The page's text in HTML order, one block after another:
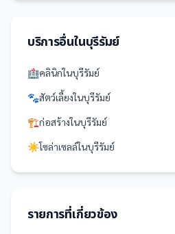
บริการอื่นในบุรีรัมย์
🏥คลินิกในบุรีรัมย์
🐾สัตว์เลี้ยงในบุรีรัมย์
🏗️ก่อสร้างในบุรีรัมย์
☀️โซล่าเซลล์ในบุรีรัมย์
รายการที่เกี่ยวข้อง